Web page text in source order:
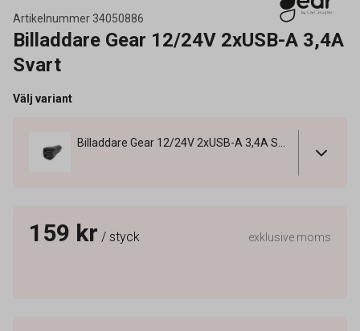
Artikelnummer 34050886
Billaddare Gear 12/24V 2xUSB-A 3,4A
Svart
Välj variant
159 kr / styck exklusive moms